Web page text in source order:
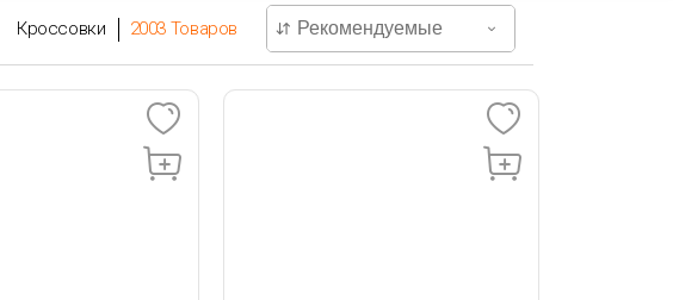
Кроссовки 2003 Товаров